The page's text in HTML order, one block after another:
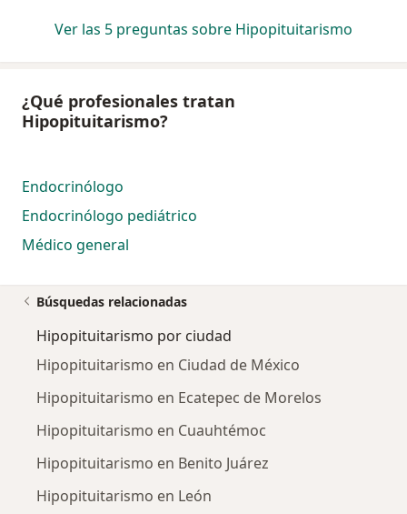
Ver las 5 preguntas sobre Hipopituitarismo
¿Qué profesionales tratan
Hipopituitarismo?
Endocrinólogo
Endocrinólogo pediátrico
Médico general
Búsquedas relacionadas
Hipopituitarismo por ciudad
Hipopituitarismo en Ciudad de México
Hipopituitarismo en Ecatepec de Morelos
Hipopituitarismo en Cuauhtémoc
Hipopituitarismo en Benito Juárez
Hipopituitarismo en León